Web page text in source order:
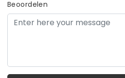
Beoordelen